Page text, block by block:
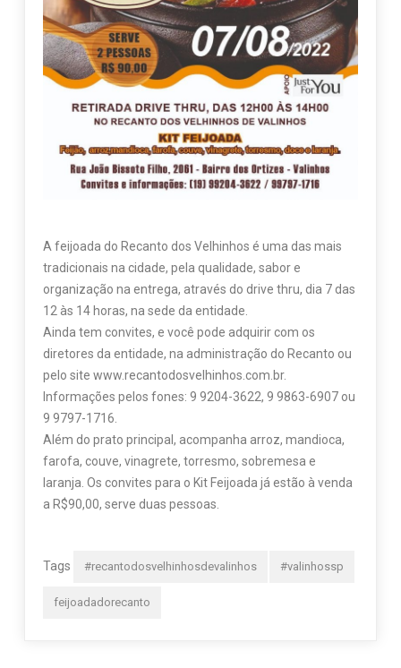
A feijoada do Recanto dos Velhinhos é uma das mais
tradicionais na cidade, pela qualidade, sabor e
organização na entrega, através do drive thru, dia 7 das
12 às 14 horas, na sede da entidade.
Ainda tem convites, e você pode adquirir com os
diretores da entidade, na administração do Recanto ou
pelo site www.recantodosvelhinhos.com.br.
Informações pelos fones: 9 9204-3622, 9 9863-6907 ou
9 9797-1716.
Além do prato principal, acompanha arroz, mandioca,
farofa, couve, vinagrete, torresmo, sobremesa e
laranja. Os convites para o Kit Feijoada já estão à venda
a R$90,00, serve duas pessoas.
Tags #recantodosvelhinhosdevalinhos #valinhossp
feijoadadorecanto